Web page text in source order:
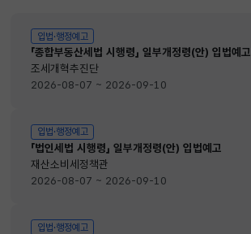
입법·행정예고
입법·행정예고
「종합부동산세법 시행령」 일부개정령(안) 입법예고
조세개혁추진단
2026-08-07 ~ 2026-09-10
입법·행정예고
「법인세법 시행령」 일부개정령(안) 입법예고
재산소비세정책관
2026-08-07 ~ 2026-09-10
입법·행정예고